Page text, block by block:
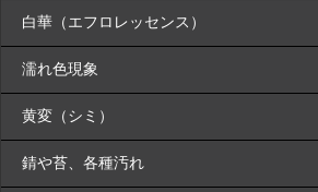
白華（エフロレッセンス）
濡れ色現象
黄変（シミ）
錆や苔、各種汚れ